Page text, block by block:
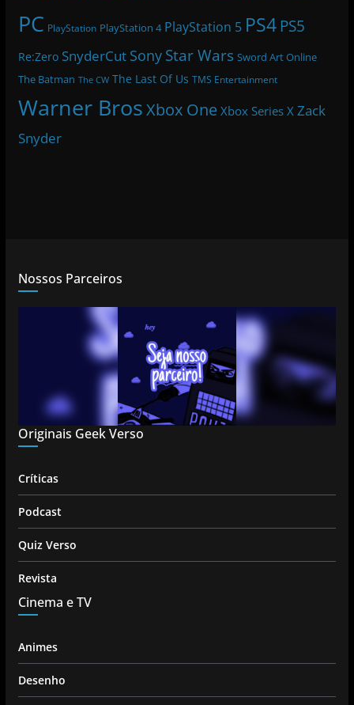
PC PlayStation PlayStation 4 PlayStation 5 PS4 PS5
Re:Zero SnyderCut Sony Star Wars Sword Art Online
The Batman The CW The Last Of Us TMS Entertainment
Warner BrosXbox One Xbox Series X Zack
Snyder
Nossos Parceiros
Originais Geek Verso
Críticas
Podcast
Quiz Verso
Revista
Cinema e TV
Animes
Desenho